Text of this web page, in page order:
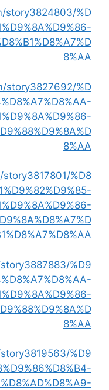
story3824803/%D
8%AA
story3827692/%D
8%AA
%D8
%D9
8%AA
%D9